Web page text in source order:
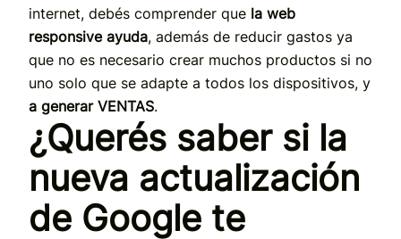
internet, debés comprender que la web
responsive ayuda, además de reducir gastos ya
que no es necesario crear muchos productos si no
uno solo que se adapte a todos los dispositivos, y
a generar VENTAS.
¿Querés saber si la
nueva actualización
de Google te